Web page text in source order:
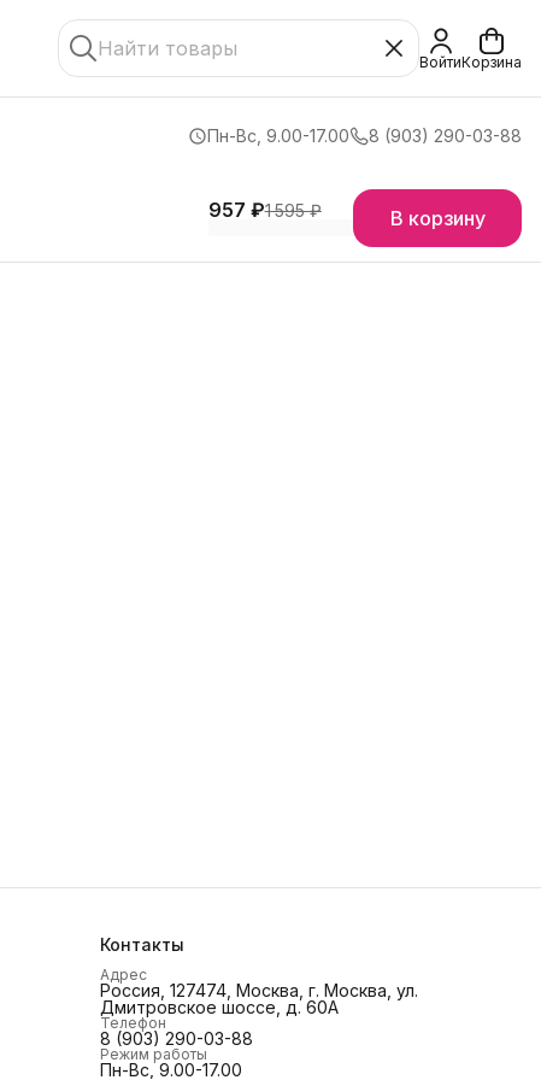
ВойтиКорзина
Пн-Вс, 9.00-17.00 8 (903) 290-03-88
957 ₽1 595 ₽ В корзину
Контакты
Адрес
Россия, 127474, Москва, г. Москва, ул.
Дмитровское шоссе, д. 60А
Телефон
8 (903) 290-03-88
Режим работы
Пн-Вс, 9.00-17.00